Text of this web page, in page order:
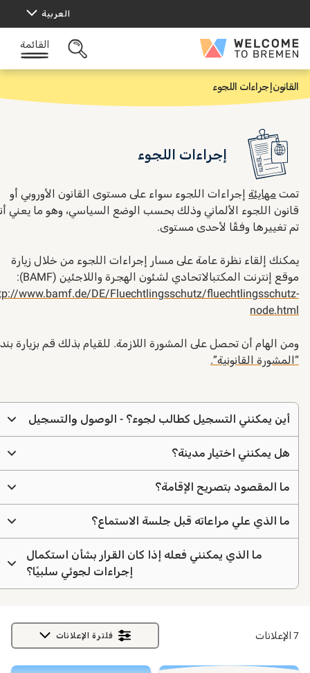
العربية
البحث
القائمة
القانونإجراءات اللجوء
إجراءات اللجوء
تمتمهايئةإجراءات اللجوء سواء على مستوى القانون الأوروبي أو
قانون اللجوء الألماني وذلك بحسب الوضع السياسي، وهو ما يعني أنه
تم تغييرها وفقًا لأحدى مستوى.
يمكنك إلقاء نظرة عامة على مسار إجراءات اللجوء من خلال زيارة
موقع إنترنت المكتبالاتحادي لشئون الهجرة واللاجئين (BAMF):
http://www.bamf.de/DE/Fluechtlingsschutz/fluechtlingsschutz-
node.html
ومن الهام أن تحصل على المشورة اللازمة. للقيام بذلك قم بزيارة بند
“المشورة القانونية”.
أين يمكنني التسجيل كطالب لجوء؟ - الوصول والتسجيل
هل يمكنني اختيار مدينة؟
ما المقصود بتصريح الإقامة؟
ما الذي علي مراعاته قبل جلسة الاستماع؟
ما الذي يمكنني فعله إذا كان القرار بشأن استكمال
إجراءات لجوئي سلبيًا؟
فلترة الإعلانات